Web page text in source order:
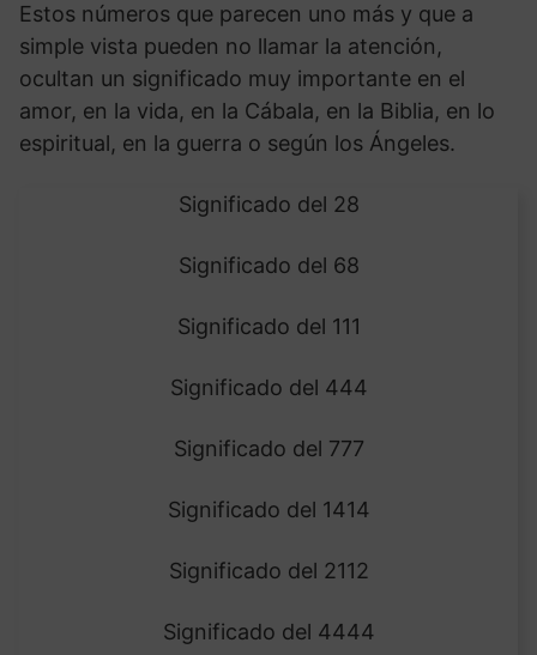
Estos números que parecen uno más y que a
simple vista pueden no llamar la atención,
ocultan un significado muy importante en el
amor, en la vida, en la Cábala, en la Biblia, en lo
espiritual, en la guerra o según los Ángeles.
Significado del 28
Significado del 68
Significado del 111
Significado del 444
Significado del 777
Significado del 1414
Significado del 2112
Significado del 4444